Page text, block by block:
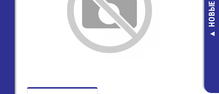
AA/ LR6 (15A)
G-Tech
питания